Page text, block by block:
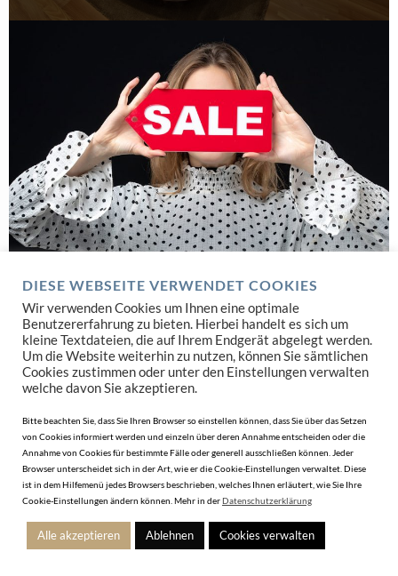
Spezialisten für den Juwelier der sich verändern möchte
JETZT SUCHEN
DIESE WEBSEITE VERWENDET COOKIES
Wir verwenden Cookies um Ihnen eine optimale
Benutzererfahrung zu bieten. Hierbei handelt es sich um
kleine Textdateien, die auf Ihrem Endgerät abgelegt werden.
Um die Website weiterhin zu nutzen, können Sie sämtlichen
Cookies zustimmen oder unter den Einstellungen verwalten
welche davon Sie akzeptieren.
Bitte beachten Sie, dass Sie Ihren Browser so einstellen können, dass Sie über das Setzen
von Cookies informiert werden und einzeln über deren Annahme entscheiden oder die
Annahme von Cookies für bestimmte Fälle oder generell ausschließen können. Jeder
Browser unterscheidet sich in der Art, wie er die Cookie-Einstellungen verwaltet. Diese
ist in dem Hilfemenü jedes Browsers beschrieben, welches Ihnen erläutert, wie Sie Ihre
Cookie-Einstellungen ändern können. Mehr in derDatenschutzerklärung
Alle akzeptieren Ablehnen Cookies verwalten